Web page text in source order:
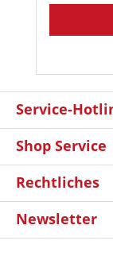
Service-
Shop Service
Rechtliches
Newsletter